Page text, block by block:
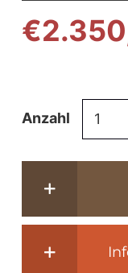
€
Anzahl
6cm